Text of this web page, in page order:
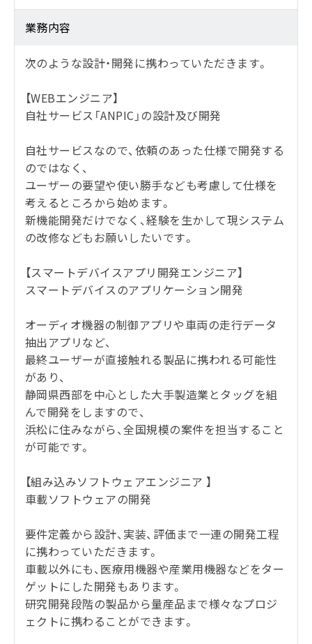
業務内容
次のような設計・開発に携わっていただきます。
【WEBエンジニア】
自社サービス「ANPIC」の設計及び開発
自社サービスなので、依頼のあった仕様で開発する
のではなく、
ユーザーの要望や使い勝手なども考慮して仕様を
考えるところから始めます。
新機能開発だけでなく、経験を生かして現システム
の改修などもお願いしたいです。
【スマートデバイスアプリ開発エンジニア】
スマートデバイスのアプリケーション開発
オーディオ機器の制御アプリや車両の走行データ
抽出アプリなど、
最終ユーザーが直接触れる製品に携われる可能性
があり、
静岡県西部を中心とした大手製造業とタッグを組
んで開発をしますので、
浜松に住みながら、全国規模の案件を担当すること
が可能です。
【組み込みソフトウェアエンジニア 】
車載ソフトウェアの開発
要件定義から設計、実装、評価まで一連の開発工程
に携わっていただきます。
車載以外にも、医療用機器や産業用機器などをター
ゲットにした開発もあります。
研究開発段階の製品から量産品まで様々なプロジ
ェクトに携わることができます。